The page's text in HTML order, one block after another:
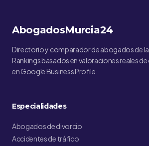
AbogadosMurcia24
Directorio y comparador de abogados de la
Rankings basados en valoraciones reales
en Google Business Profile.
Especialidades
Abogados de divorcio
Accidentes de tráfico